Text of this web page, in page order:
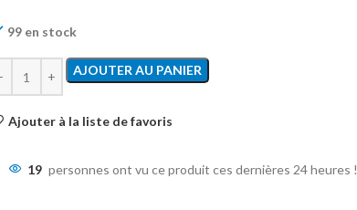
99 en stock
AJOUTER AU PANIER
Ajouter à la liste de favoris
19 personnes ont vu ce produit ces dernières 24 heures !